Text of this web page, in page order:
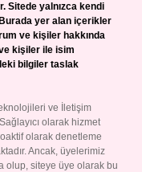
Sitede yalnızca kendi
Burada yer alan içerikler
ve kişiler hakkında
kişiler ile isim
bilgiler taslak
ve İletişim
olarak hizmet
olarak denetleme
Ancak, üyelerimiz
olup, siteye üye olarak bu